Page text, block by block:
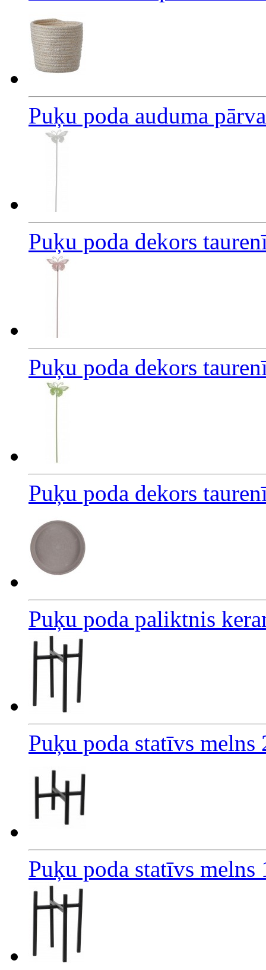
Puķu poda auduma
Puķu poda dekors
Puķu poda dekors
Puķu poda dekors
Puķu poda paliktnis
Puķu poda statīvs melns
Puķu poda statīvs melns